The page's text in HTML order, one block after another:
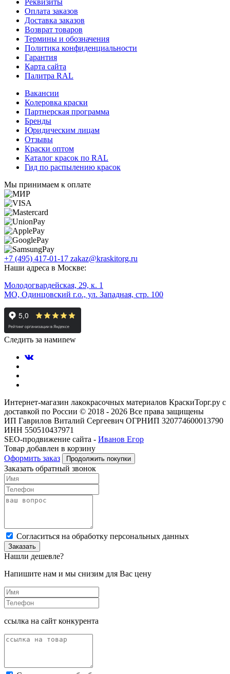
Реквизиты
Оплата заказов
Доставка заказов
Возврат товаров
Термины и обозначения
Политика конфиденциальности
Гарантия
Карта сайта
Палитра RAL
Вакансии
Колеровка краски
Партнерская программа
Бренды
Юридическим лицам
Отзывы
Краски оптом
Каталог красок по RAL
Гид по распылению красок
Мы принимаем к оплате
+7 (495) 417-01-17 zakaz@kraskitorg.ru
Наши адреса в Москве:
Молодогвардейская, 29, к. 1
МО, Одинцовский г.о., ул. Западная, стр. 100
Следить за намиnew
Интернет-магазин лакокрасочных материалов КраскиТорг.ру с
доставкой по России © 2018 - 2026 Все права защищены
ИП Гаврилов Виталий Сергеевич ОГРНИП 320774600013790
ИНН 550510437971
SEO-продвижение сайта - Иванов Егор
Товар добавлен в корзину
Оформить заказ
Продолжить покупки
Заказать обратный звонок
Cогласиться на обработку персональных данных
Заказать
Нашли дешевле?
Напишите нам и мы снизим для Вас цену
ссылка на сайт конкурента